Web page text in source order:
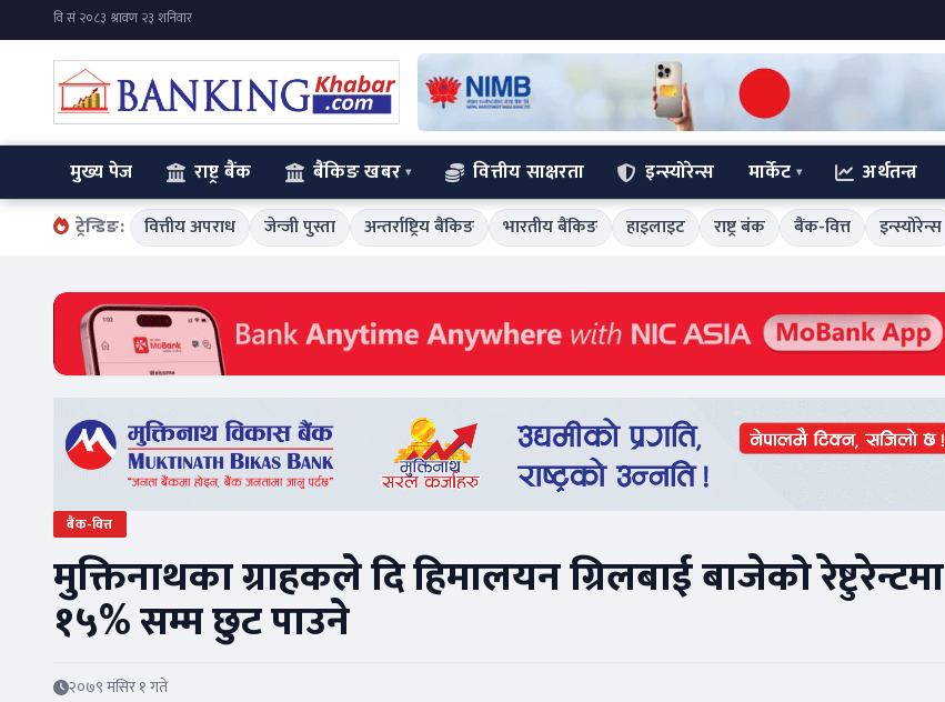
मुख्य पेज राष्ट्र बैंक बैंकिङ खबर वित्तीय साक्षरता इन्स्योरेन्स मार्केट अर्थतन्त्र
ट्रेन्डिङ: वित्तीय अपराध जेन्जी पुस्ता अन्तर्राष्ट्रिय बैंकिङ भारतीय बैंकिङ हाइलाइट राष्ट्र बंक बैंक-वित्त इन्स्योरेन्स
बैंक-वित्त
मुक्तिनाथका ग्राहकले दि हिमालयन ग्रिलबाई बाजेको रेष्टुरेन्टमा
१५% सम्म छुट पाउने
२०७९ मंसिर १ गते